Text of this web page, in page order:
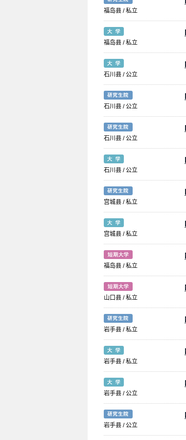
福岛县 / 私立
福岛县 / 私立
石川县 / 公立
石川县 / 公立
石川县 / 公立
石川县 / 公立
宫城县 / 私立
宫城县 / 私立
福岛县 / 私立
山口县 / 私立
岩手县 / 私立
岩手县 / 私立
岩手县 / 公立
岩手县 / 公立